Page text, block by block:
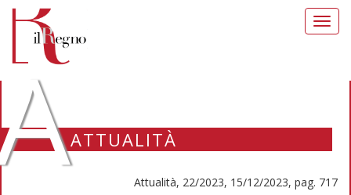
ATTUALITÀ
Attualità, 22/2023, 15/12/2023, pag. 717